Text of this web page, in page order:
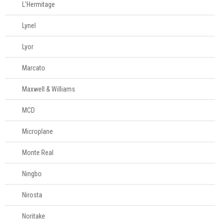
L'Hermitage
Lynel
Lyor
Marcato
Maxwell & Williams
MCD
Microplane
Monte Real
Ningbo
Nirosta
Noritake